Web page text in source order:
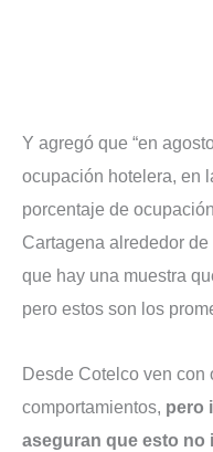
Y agregó que “en
ocupación hotelera, en
porcentaje de
Cartagena alrededor
que hay una muestra
pero estos son los
Desde Cotelco ven con
comportamientos, pero
aseguran que esto no